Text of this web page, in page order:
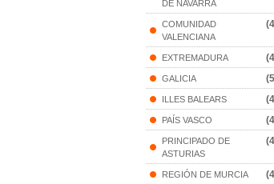
DE NAVARRA
COMUNIDAD
VALENCIANA
EXTREMADURA
GALICIA
ILLES BALEARS
PAÍS VASCO
PRINCIPADO DE
ASTURIAS
REGIÓN DE MURCIA